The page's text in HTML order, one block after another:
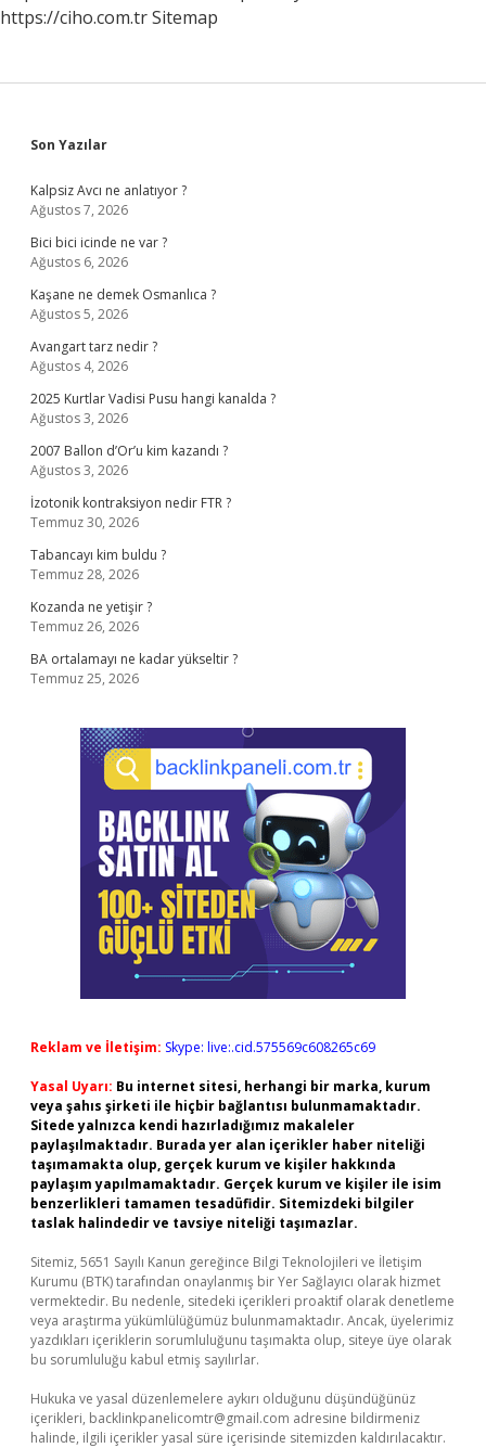
https://ciho.com.trSitemap
Sidebar
Son Yazılar
Kalpsiz Avcı ne anlatıyor ?
Ağustos 7, 2026
Bici bici icinde ne var ?
Ağustos 6, 2026
Kaşane ne demek Osmanlıca ?
Ağustos 5, 2026
Avangart tarz nedir ?
Ağustos 4, 2026
2025 Kurtlar Vadisi Pusu hangi kanalda ?
Ağustos 3, 2026
2007 Ballon d’Or’u kim kazandı ?
Ağustos 3, 2026
İzotonik kontraksiyon nedir FTR ?
Temmuz 30, 2026
Tabancayı kim buldu ?
Temmuz 28, 2026
Kozanda ne yetişir ?
Temmuz 26, 2026
BA ortalamayı ne kadar yükseltir ?
Temmuz 25, 2026
Reklam ve İletişim: Skype: live:.cid.575569c608265c69
Yasal Uyarı: Bu internet sitesi, herhangi bir marka, kurum
veya şahıs şirketi ile hiçbir bağlantısı bulunmamaktadır.
Sitede yalnızca kendi hazırladığımız makaleler
paylaşılmaktadır. Burada yer alan içerikler haber niteliği
taşımamakta olup, gerçek kurum ve kişiler hakkında
paylaşım yapılmamaktadır. Gerçek kurum ve kişiler ile isim
benzerlikleri tamamen tesadüfidir. Sitemizdeki bilgiler
taslak halindedir ve tavsiye niteliği taşımazlar.
Sitemiz, 5651 Sayılı Kanun gereğince Bilgi Teknolojileri ve İletişim
Kurumu (BTK) tarafından onaylanmış bir Yer Sağlayıcı olarak hizmet
vermektedir. Bu nedenle, sitedeki içerikleri proaktif olarak denetleme
veya araştırma yükümlülüğümüz bulunmamaktadır. Ancak, üyelerimiz
yazdıkları içeriklerin sorumluluğunu taşımakta olup, siteye üye olarak
bu sorumluluğu kabul etmiş sayılırlar.
Hukuka ve yasal düzenlemelere aykırı olduğunu düşündüğünüz
içerikleri, backlinkpanelicomtr@gmail.com adresine bildirmeniz
halinde, ilgili içerikler yasal süre içerisinde sitemizden kaldırılacaktır.